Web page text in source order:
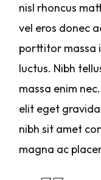
nisl rhoncus
vel eros donec
porttitor massa
luctus. Nibh
massa enim
elit eget
nibh sit amet
magna ac